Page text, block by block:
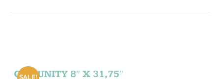
SALE!
COMUNITY 8″ X 31,75″